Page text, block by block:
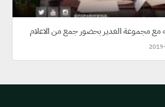
مع مجموعة الغدير بحضور جمع من الاعلام